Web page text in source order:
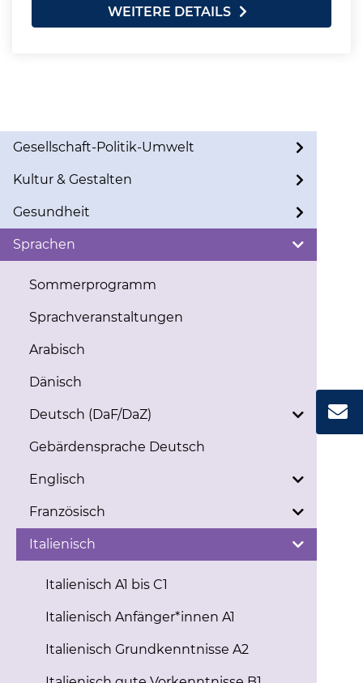
WEITERE DETAILS
Gesellschaft-Politik-Umwelt
Kultur & Gestalten
Gesundheit
Sprachen
Sommerprogramm
Sprachveranstaltungen
Arabisch
Dänisch
Deutsch (DaF/DaZ)
Gebärdensprache Deutsch
Englisch
Französisch
Italienisch
Italienisch A1 bis C1
Italienisch Anfänger*innen A1
Italienisch Grundkenntnisse A2